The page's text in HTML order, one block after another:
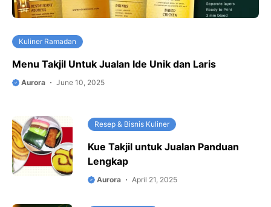
Kuliner Ramadan
Menu Takjil Untuk Jualan Ide Unik dan Laris
Aurora June 10, 2025
Resep & Bisnis Kuliner
Kue Takjil untuk Jualan Panduan
Lengkap
Aurora April 21, 2025